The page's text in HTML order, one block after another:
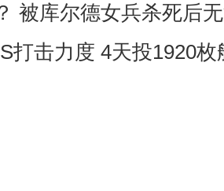
被库尔德女兵杀死后
打击力度 4天投1920